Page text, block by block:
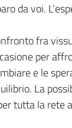
da voi.
fra
per
e le
La
tutta la rete